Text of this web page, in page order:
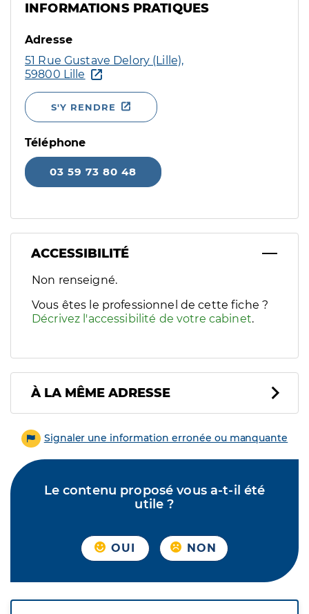
INFORMATIONS PRATIQUES
Adresse
51 Rue Gustave Delory (Lille),
59800 Lille
S'Y RENDRE
Téléphone
03 59 73 80 48
ACCESSIBILITÉ
Filtres
Sélectionnez un ou plusieurs handicaps/besoins
Non renseigné.
Vous êtes le professionnel de cette fiche ?
Décrivez l'accessibilité de votre cabinet.
À LA MÊME ADRESSE
Signaler une information erronée ou manquante
Le contenu proposé vous a-t-il été
utile ?
OUI NON